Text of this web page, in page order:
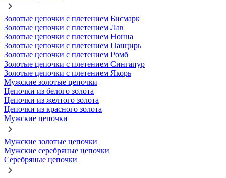
Золотые цепочки с плетением Бисмарк
Золотые цепочки с плетением Лав
Золотые цепочки с плетением Нонна
Золотые цепочки с плетением Панцирь
Золотые цепочки с плетением Ромб
Золотые цепочки с плетением Сингапур
Золотые цепочки с плетением Якорь
Мужские золотые цепочки
Цепочки из белого золота
Цепочки из желтого золота
Цепочки из красного золота
Мужские цепочки
Мужские золотые цепочки
Мужские серебряные цепочки
Серебряные цепочки